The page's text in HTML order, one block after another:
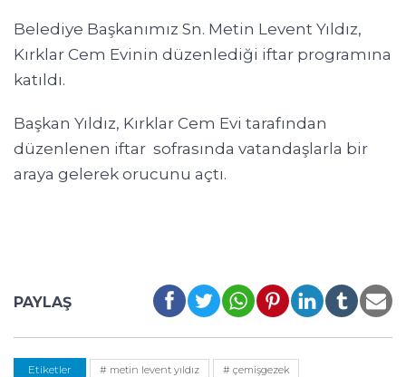
Belediye Başkanımız Sn. Metin Levent Yıldız,
Kırklar Cem Evinin düzenlediği iftar programına
katıldı.
Başkan Yıldız, Kırklar Cem Evi tarafından
düzenlenen iftar sofrasında vatandaşlarla bir
araya gelerek orucunu açtı.
PAYLAŞ
Etiketler # metin levent yıldız # çemişgezek